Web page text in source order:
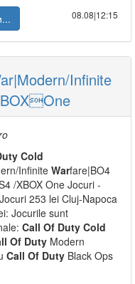
08.08|12:15
Infinite
Cold
Infinite Warfare|BO4
/XBOX One Jocuri -
253 lei Cluj-Napoca
Jocurile sunt
Call Of Duty Cold
Of Duty Modern
Call Of Duty Black Ops